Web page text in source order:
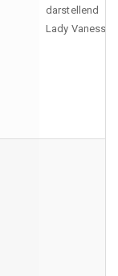
darstellend
Lady